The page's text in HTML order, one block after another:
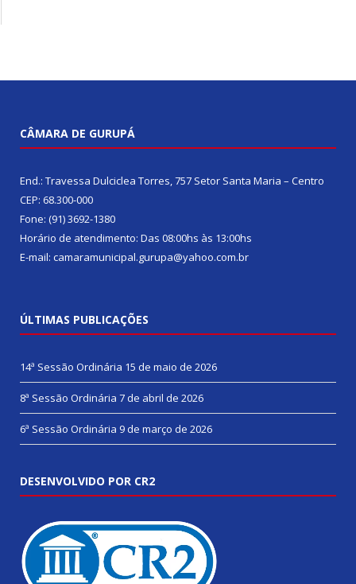
CÂMARA DE GURUPÁ
End.: Travessa Dulciclea Torres, 757 Setor Santa Maria – Centro
CEP: 68.300-000
Fone: (91) 3692-1380
Horário de atendimento: Das 08:00hs às 13:00hs
E-mail: camaramunicipal.gurupa@yahoo.com.br
ÚLTIMAS PUBLICAÇÕES
14ª Sessão Ordinária 15 de maio de 2026
8ª Sessão Ordinária 7 de abril de 2026
6ª Sessão Ordinária 9 de março de 2026
DESENVOLVIDO POR CR2